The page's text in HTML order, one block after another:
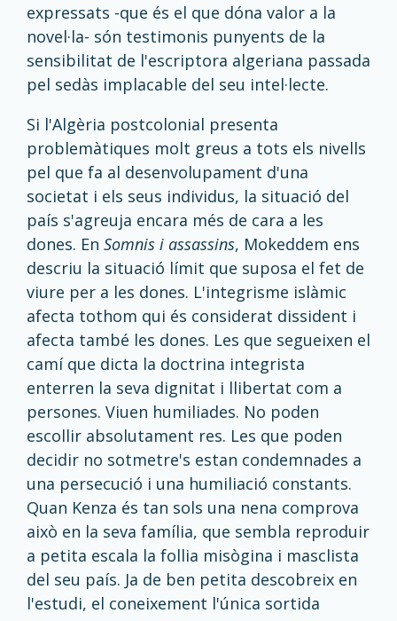
expressats -que és el que dóna valor a la
novel·la- són testimonis punyents de la
sensibilitat de l'escriptora algeriana passada
pel sedàs implacable del seu intel·lecte.
Si l'Algèria postcolonial presenta
problemàtiques molt greus a tots els nivells
pel que fa al desenvolupament d'una
societat i els seus individus, la situació del
país s'agreuja encara més de cara a les
dones. En Somnis i assassins, Mokeddem ens
descriu la situació límit que suposa el fet de
viure per a les dones. L'integrisme islàmic
afecta tothom qui és considerat dissident i
afecta també les dones. Les que segueixen el
camí que dicta la doctrina integrista
enterren la seva dignitat i llibertat com a
persones. Viuen humiliades. No poden
escollir absolutament res. Les que poden
decidir no sotmetre's estan condemnades a
una persecució i una humiliació constants.
Quan Kenza és tan sols una nena comprova
això en la seva família, que sembla reproduir
a petita escala la follia misògina i masclista
del seu país. Ja de ben petita descobreix en
l'estudi, el coneixement l'única sortida